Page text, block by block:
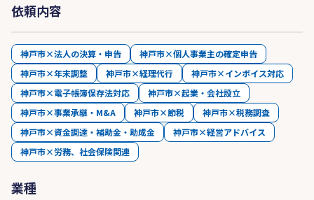
依頼内容
神戸市×法人の決算・申告
神戸市×個人事業主の確定申告
神戸市×年末調整
神戸市×経理代行
神戸市×インボイス対応
神戸市×電子帳簿保存法対応
神戸市×起業・会社設立
神戸市×事業承継・M&A
神戸市×節税
神戸市×税務調査
神戸市×資金調達・補助金・助成金
神戸市×経営アドバイス
神戸市×労務、社会保険関連
業種